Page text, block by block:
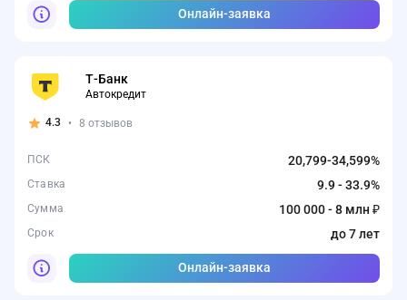
Онлайн-заявка
Т-Банк
Автокредит
4.3 • 8 отзывов
ПСК 20,799-34,599%
Ставка 9.9 - 33.9%
Сумма 100 000 - 8 млн ₽
Срок до 7 лет
Онлайн-заявка